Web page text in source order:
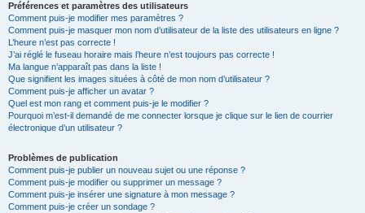
Préférences et paramètres des utilisateurs
Comment puis-je modifier mes paramètres ?
Comment puis-je masquer mon nom d’utilisateur de la liste des utilisateurs en ligne ?
L’heure n’est pas correcte !
J’ai réglé le fuseau horaire mais l’heure n’est toujours pas correcte !
Ma langue n’apparaît pas dans la liste !
Que signifient les images situées à côté de mon nom d’utilisateur ?
Comment puis-je afficher un avatar ?
Quel est mon rang et comment puis-je le modifier ?
Pourquoi m’est-il demandé de me connecter lorsque je clique sur le lien de courrier
électronique d’un utilisateur ?
Problèmes de publication
Comment puis-je publier un nouveau sujet ou une réponse ?
Comment puis-je modifier ou supprimer un message ?
Comment puis-je insérer une signature à mon message ?
Comment puis-je créer un sondage ?